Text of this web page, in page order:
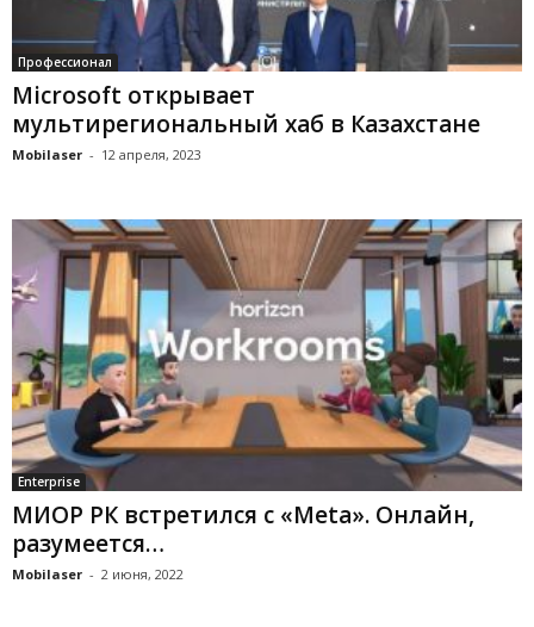
Профессионал
Microsoft открывает
мультирегиональный хаб в Казахстане
Mobilaser - 12 апреля, 2023
Enterprise
МИОР РК встретился с «Meta». Онлайн,
разумеется…
Mobilaser - 2 июня, 2022